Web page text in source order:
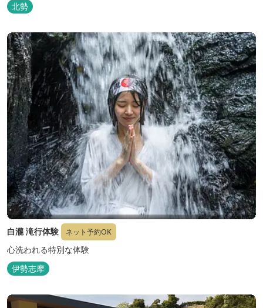
北勢
白瀧 滝行体験 ネット予約OK
心洗われる特別な体験
伊勢志摩